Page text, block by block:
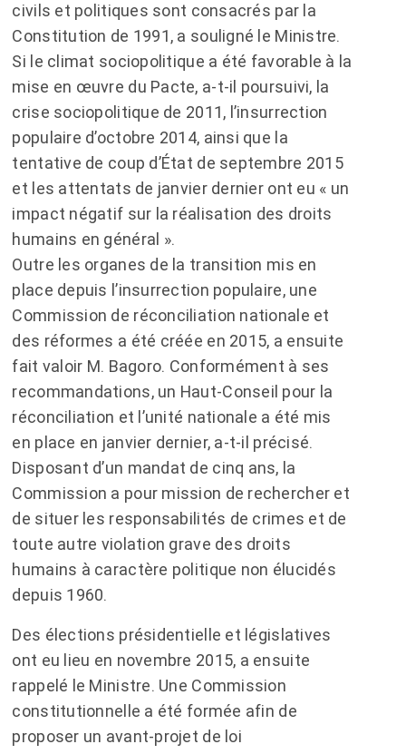
civils et politiques sont consacrés par la
Constitution de 1991, a souligné le Ministre.
Si le climat sociopolitique a été favorable à la
mise en œuvre du Pacte, a-t-il poursuivi, la
crise sociopolitique de 2011, l’insurrection
populaire d’octobre 2014, ainsi que la
tentative de coup d’État de septembre 2015
et les attentats de janvier dernier ont eu « un
impact négatif sur la réalisation des droits
humains en général ».
Outre les organes de la transition mis en
place depuis l’insurrection populaire, une
Commission de réconciliation nationale et
des réformes a été créée en 2015, a ensuite
fait valoir M. Bagoro. Conformément à ses
recommandations, un Haut-Conseil pour la
réconciliation et l’unité nationale a été mis
en place en janvier dernier, a-t-il précisé.
Disposant d’un mandat de cinq ans, la
Commission a pour mission de rechercher et
de situer les responsabilités de crimes et de
toute autre violation grave des droits
humains à caractère politique non élucidés
depuis 1960.
Des élections présidentielle et législatives
ont eu lieu en novembre 2015, a ensuite
rappelé le Ministre. Une Commission
constitutionnelle a été formée afin de
proposer un avant-projet de loi